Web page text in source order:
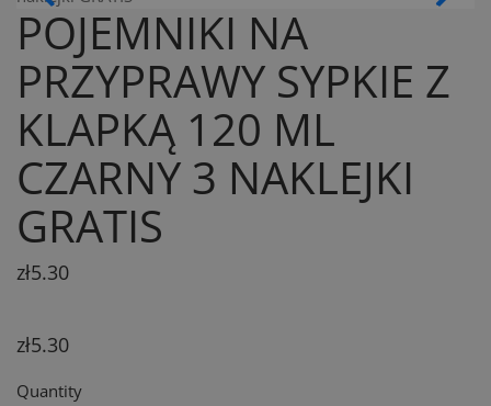
POJEMNIKI NA
PRZYPRAWY SYPKIE Z
KLAPKĄ 120 ML
CZARNY 3 NAKLEJKI
GRATIS
zł5.30
zł5.30
Quantity